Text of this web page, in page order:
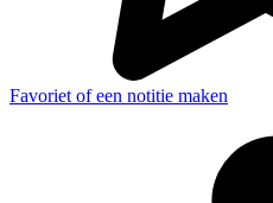
Favoriet of een notitie maken